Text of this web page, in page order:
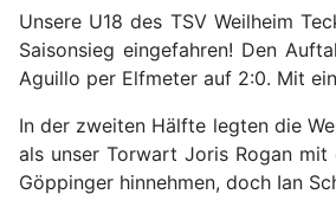
Unsere U18 des TSV Weilheim
Saisonsieg eingefahren! Den
Aguillo per Elfmeter auf 2:0. Mit
In der zweiten Hälfte legten die
als unser Torwart Joris Rogan
Göppinger hinnehmen, doch Ian